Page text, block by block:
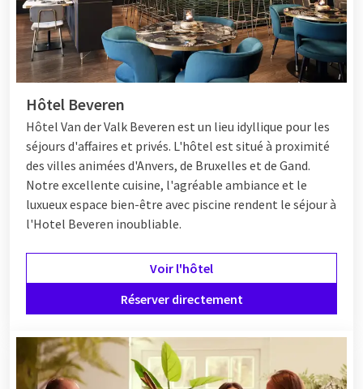
end romantique ou que vous souhaitiez simplement vous
détendre, la Belgique offre de nombreuses possibilités. Visitez
des villes dynamiques commeBruxellesetAnvers, par
exemple, ou profitez du calme et de la nature dans les
Ardennes
Hôtel Beveren
Hôtel Van der Valk Beveren est un lieu idyllique pour les
séjours d'affaires et privés. L'hôtel est situé à proximité
des villes animées d'Anvers, de Bruxelles et de Gand.
Notre excellente cuisine, l'agréable ambiance et le
luxueux espace bien-être avec piscine rendent le séjour à
l'Hotel Beveren inoubliable.
Voir l'hôtel
Réserver directement